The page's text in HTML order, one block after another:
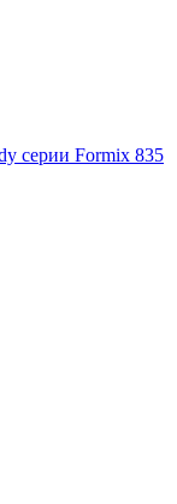
серии Formix 835